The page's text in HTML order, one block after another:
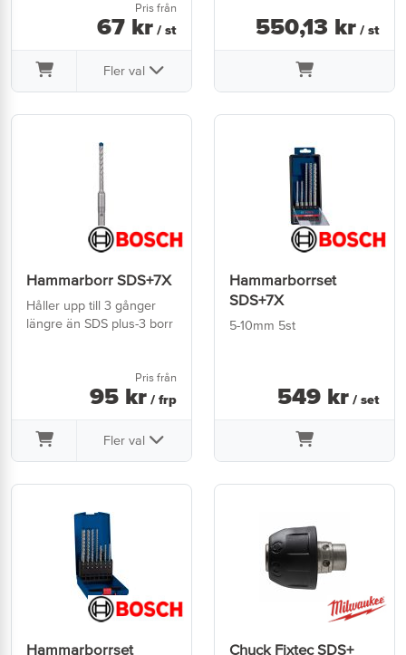
Pris från
67 kr / st
Fler val
550,13 kr / st
Hammarborr SDS+7X
Håller upp till 3 gånger
längre än SDS plus-3 borr
Pris från
95 kr / frp
Fler val
Hammarborrset
SDS+7X
5-10mm 5st
549 kr / set
Hammarborrset Chuck Fixtec SDS+